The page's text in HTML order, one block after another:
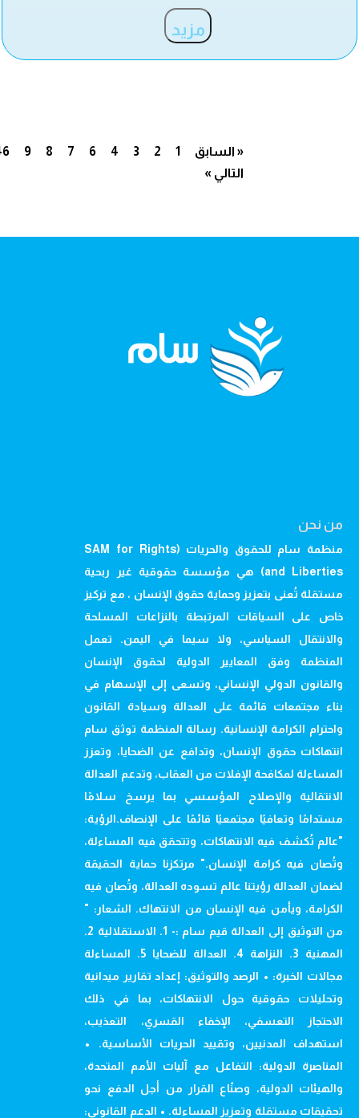
مزيد
« السابق 1
2
3
4
6
7
8
9
التالي »
من نحن
منظمة سام للحقوق والحريات (SAM for Rights
and Liberties) هي مؤسسة حقوقية غير ربحية
مستقلة تُعنى بتعزيز وحماية حقوق الإنسان ، مع تركيز
خاص على السياقات المرتبطة بالنزاعات المسلحة
والانتقال السياسي، ولا سيما في اليمن. تعمل
المنظمة وفق المعايير الدولية لحقوق الإنسان
والقانون الدولي الإنساني، وتسعى إلى الإسهام في
بناء مجتمعات قائمة على العدالة وسيادة القانون
واحترام الكرامة الإنسانية. رسالة المنظمة توثق سام
انتهاكات حقوق الإنسان، وتدافع عن الضحايا، وتعزز
المساءلة لمكافحة الإفلات من العقاب، وتدعم العدالة
الانتقالية والإصلاح المؤسسي بما يرسخ سلامًا
مستدامًا وتعافيًا مجتمعيًا قائمًا على الإنصاف.الرؤية:
"عالم تُكشف فيه الانتهاكات، وتتحقق فيه المساءلة،
وتُصان فيه كرامة الإنسان." مرتكزنا حماية الحقيقة
لضمان العدالة رؤيتنا عالم تسوده العدالة، وتُصان فيه
الكرامة، ويأمن فيه الإنسان من الانتهاك. الشعار: "
من التوثيق إلى العدالة قيم سام :- 1. الاستقلالية 2.
المهنية 3. النزاهة 4. العدالة للضحايا 5. المساءلة
مجالات الخبرة: • الرصد والتوثيق: إعداد تقارير ميدانية
وتحليلات حقوقية حول الانتهاكات، بما في ذلك
الاحتجاز التعسفي، الإخفاء القسري، التعذيب،
استهداف المدنيين، وتقييد الحريات الأساسية. •
المناصرة الدولية: التفاعل مع آليات الأمم المتحدة،
والهيئات الدولية، وصنّاع القرار من أجل الدفع نحو
تحقيقات مستقلة وتعزيز المساءلة. • الدعم القانوني: